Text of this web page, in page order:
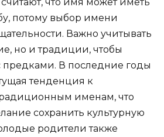
потому выбор имени
Важно учитывать
но и традиции, чтобы
предками. В последние годы
тенденция к
именам, что
сохранить культурную
родители также